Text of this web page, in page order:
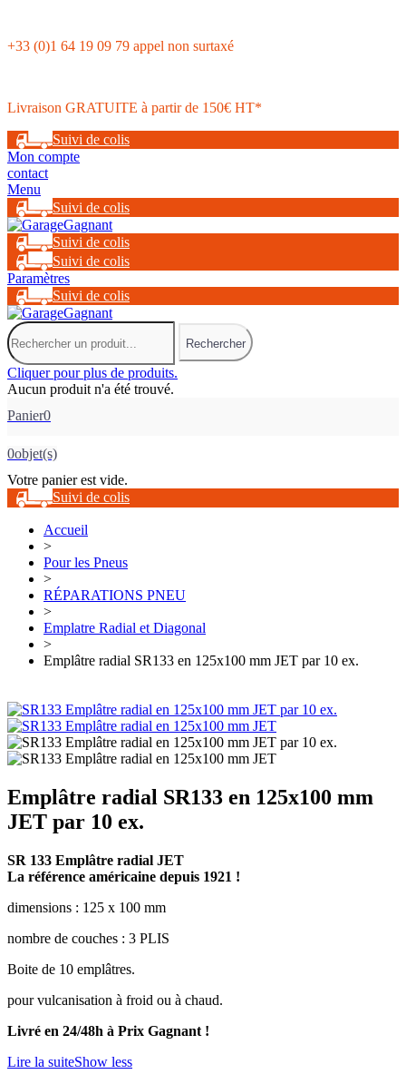
+33 (0)1 64 19 09 79 appel non surtaxé
Livraison GRATUITE à partir de 150€ HT*
Suivi de colis
Mon compte
contact
Menu
Suivi de colis
Suivi de colis
Suivi de colis
Paramètres
Suivi de colis
Rechercher
Cliquer pour plus de produits.
Aucun produit n'a été trouvé.
Panier0
0objet(s)
Votre panier est vide.
Suivi de colis
Accueil
>
Pour les Pneus
>
RÉPARATIONS PNEU
>
Emplatre Radial et Diagonal
>
Emplâtre radial SR133 en 125x100 mm JET par 10 ex.
Emplâtre radial SR133 en 125x100 mm
JET par 10 ex.
SR 133 Emplâtre radial JET
La référence américaine depuis 1921 !
dimensions : 125 x 100 mm
nombre de couches : 3 PLIS
Boite de 10 emplâtres.
pour vulcanisation à froid ou à chaud.
Livré en 24/48h à Prix Gagnant !
Lire la suiteShow less